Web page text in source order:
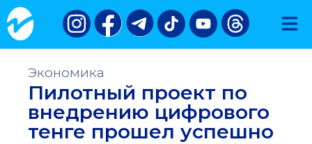
Экономика
Пилотный проект по
внедрению цифрового
тенге прошел успешно